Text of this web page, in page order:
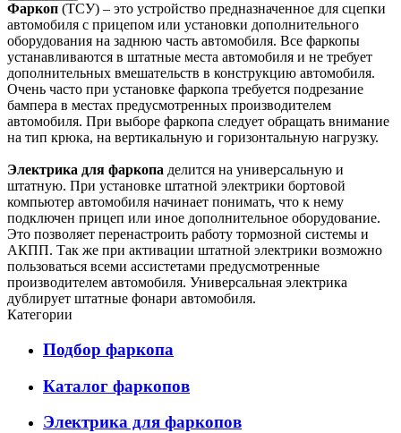
Фаркоп (ТСУ) – это устройство предназначенное для сцепки
автомобиля с прицепом или установки дополнительного
оборудования на заднюю часть автомобиля. Все фаркопы
устанавливаются в штатные места автомобиля и не требует
дополнительных вмешательств в конструкцию автомобиля.
Очень часто при установке фаркопа требуется подрезание
бампера в местах предусмотренных производителем
автомобиля. При выборе фаркопа следует обращать внимание
на тип крюка, на вертикальную и горизонтальную нагрузку.
Электрика для фаркопа делится на универсальную и
штатную. При установке штатной электрики бортовой
компьютер автомобиля начинает понимать, что к нему
подключен прицеп или иное дополнительное оборудование.
Это позволяет перенастроить работу тормозной системы и
АКПП. Так же при активации штатной электрики возможно
пользоваться всеми ассистетами предусмотренные
производителем автомобиля. Универсальная электрика
дублирует штатные фонари автомобиля.
Категории
Подбор фаркопа
Каталог фаркопов
Электрика для фаркопов